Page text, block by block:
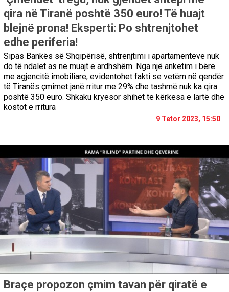
qira në Tiranë poshtë 350 euro! Të huajt
blejnë prona! Eksperti: Po shtrenjtohet
edhe periferia!
Sipas Bankës së Shqipërisë, shtrenjtimi i apartamenteve nuk
do të ndalet as në muajt e ardhshëm. Nga një anketim i bërë
me agjencitë imobiliare, evidentohet fakti se vetëm në qendër
të Tiranës çmimet janë rritur me 29% dhe tashmë nuk ka qira
poshtë 350 euro. Shkaku kryesor shihet te kërkesa e lartë dhe
kostot e rritura
9 Tetor 2023, 15:50
Braçe propozon çmim tavan për qiratë e